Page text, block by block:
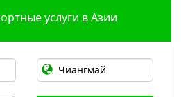
услуги в Азии